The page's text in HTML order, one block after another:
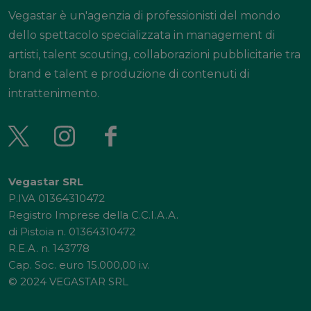
Vegastar è un'agenzia di professionisti del mondo
dello spettacolo specializzata in management di
artisti, talent scouting, collaborazioni pubblicitarie tra
brand e talent e produzione di contenuti di
intrattenimento.
Vegastar SRL
P.IVA 01364310472
Registro Imprese della C.C.I.A.A.
di Pistoia n. 01364310472
R.E.A. n. 143778
Cap. Soc. euro 15.000,00 i.v.
© 2024 VEGASTAR SRL